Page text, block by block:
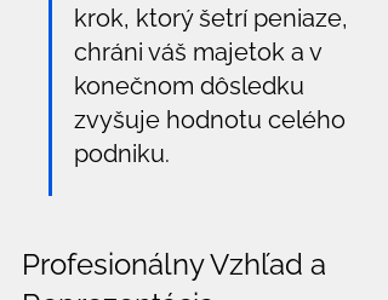
krok, ktorý šetrí peniaze,
chráni váš majetok a v
konečnom dôsledku
zvyšuje hodnotu celého
podniku.
Profesionálny Vzhľad a